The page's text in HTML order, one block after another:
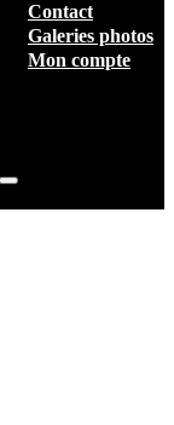
Contact
Galeries photos
Mon compte